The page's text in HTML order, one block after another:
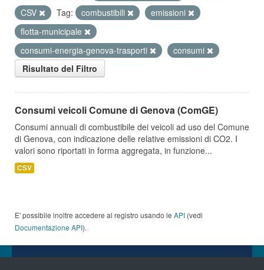
CSV
Tag: combustibili
emissioni
flotta-municipale
consumi-energia-genova-trasporti
consumi
Risultato del Filtro
Consumi veicoli Comune di Genova (ComGE)
Consumi annuali di combustibile dei veicoli ad uso del Comune
di Genova, con indicazione delle relative emissioni di CO2. I
valori sono riportati in forma aggregata, in funzione...
CSV
E' possibile inoltre accedere al registro usando le API (vedi
Documentazione API).